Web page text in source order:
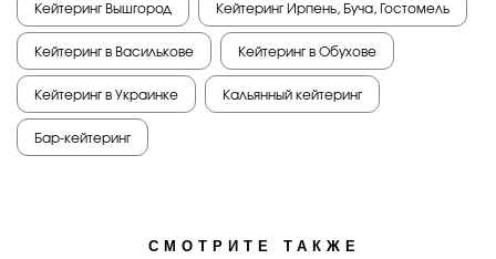
Кейтеринг Вышгород Кейтеринг Ирпень, Буча, Гостомель
Кейтеринг в Василькове Кейтеринг в Обухове
Кейтеринг в Украинке Кальянный кейтеринг
Бар-кейтеринг
СМОТРИТЕ ТАКЖЕ